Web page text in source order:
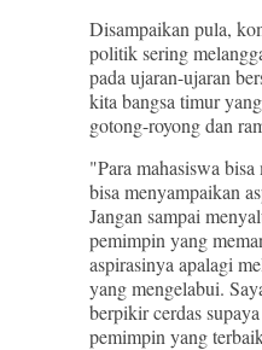
Disampaikan pula,
politik sering
pada ujaran-ujaran
kita bangsa timur
gotong-royong dan
"Para mahasiswa
bisa menyampaikan
Jangan sampai
pemimpin yang
aspirasinya apalagi
yang mengelabui.
berpikir cerdas
pemimpin yang